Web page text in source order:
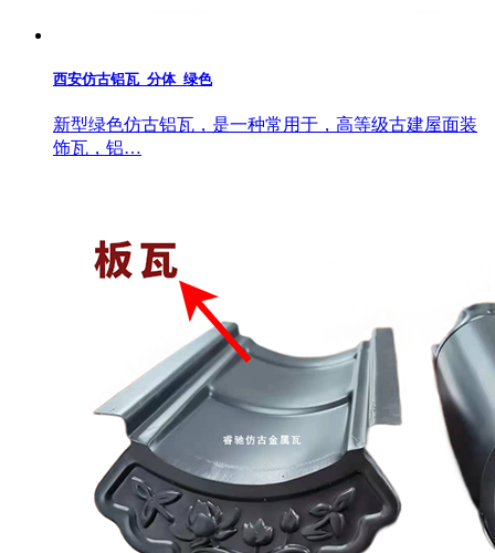
西安仿古铝瓦_分体_绿色
新型绿色仿古铝瓦，是一种常用于，高等级古建屋面装
饰瓦，铝…